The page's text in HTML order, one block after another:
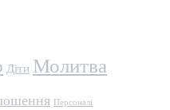
Діти Молитва
Персоналі